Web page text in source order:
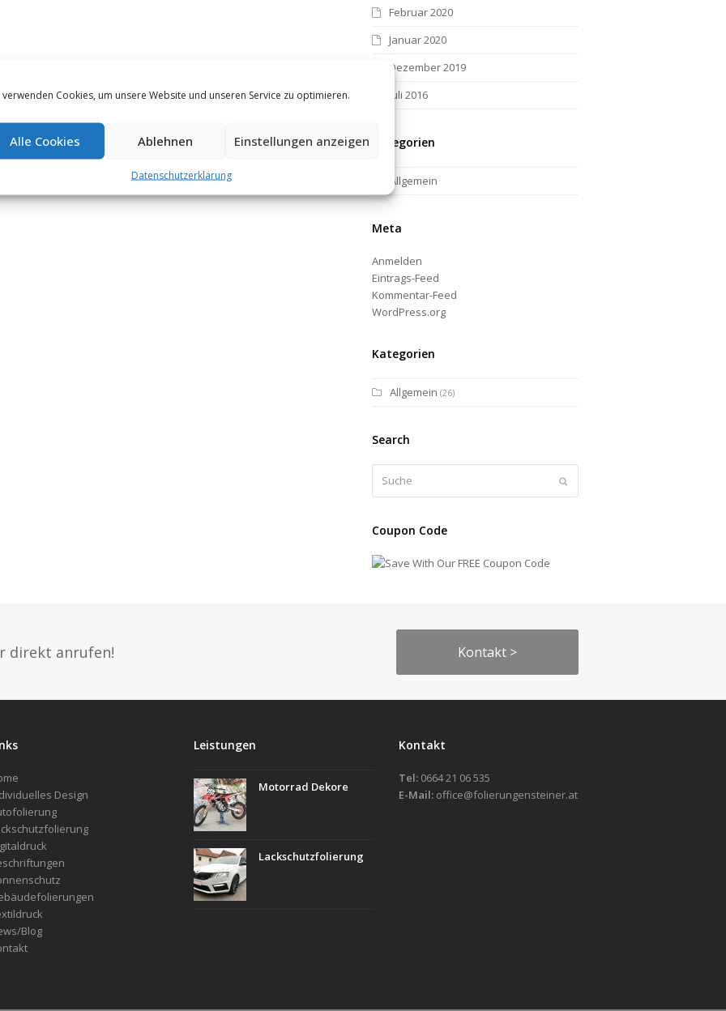
verwenden Cookies, um unsere Website und unseren Service zu optimieren.
Alle Cookies Ablehnen Einstellungen anzeigen
Datenschutzerklärung
Februar 2020
Januar 2020
Dezember 2019
Juli 2016
Kategorien
Allgemein
Meta
Anmelden
Eintrags-Feed
Kommentar-Feed
WordPress.org
Kategorien
Allgemein (26)
Search
Coupon Code
direkt anrufen! Kontakt >
Design
Blog
Leistungen
Motorrad Dekore
Lackschutzfolierung
Kontakt
Tel: 0664 21 06 535
E-Mail: office@folierungensteiner.at